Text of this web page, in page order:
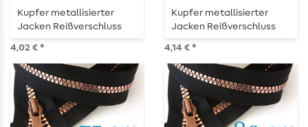
Kupfer metallisierter
Jacken Reißverschluss
teilbar 65 cm
4,02 € *
Kupfer metallisierter
Jacken Reißverschluss
teilbar 70 cm
4,14 € *